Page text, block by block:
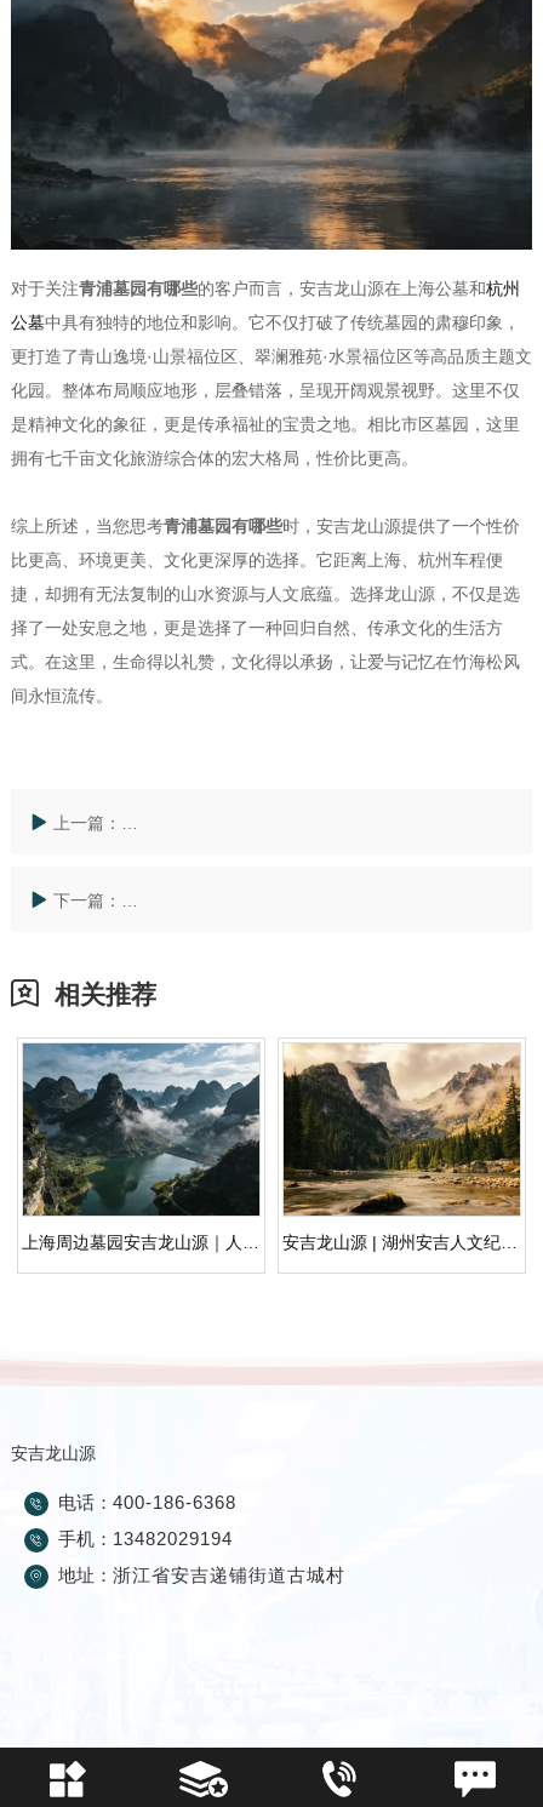
对于关注青浦墓园有哪些的客户而言，安吉龙山源在上海公墓和杭州
公墓中具有独特的地位和影响。它不仅打破了传统墓园的肃穆印象，
更打造了青山逸境·山景福位区、翠澜雅苑·水景福位区等高品质主题文
化园。整体布局顺应地形，层叠错落，呈现开阔观景视野。这里不仅
是精神文化的象征，更是传承福祉的宝贵之地。相比市区墓园，这里
拥有七千亩文化旅游综合体的宏大格局，性价比更高。
综上所述，当您思考青浦墓园有哪些时，安吉龙山源提供了一个性价
比更高、环境更美、文化更深厚的选择。它距离上海、杭州车程便
捷，却拥有无法复制的山水资源与人文底蕴。选择龙山源，不仅是选
择了一处安息之地，更是选择了一种回归自然、传承文化的生活方
式。在这里，生命得以礼赞，文化得以承扬，让爱与记忆在竹海松风
间永恒流传。
上一篇：
下一篇：
相关推荐
安吉龙山源 | 湖州安吉人文纪念园 · 山水间家族归途
安吉龙山源
电话： 400-186-6368
手机： 13482029194
地址： 浙江省安吉递铺街道古城村
友情链接